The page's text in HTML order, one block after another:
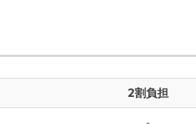
2割負担
-